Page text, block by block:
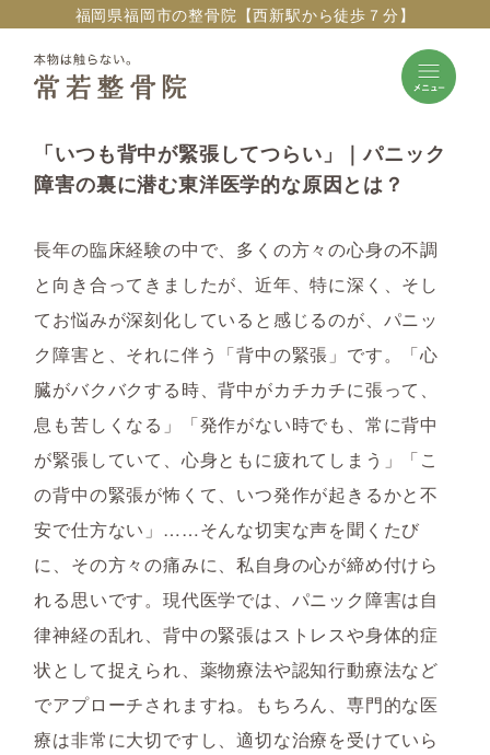
福岡県福岡市の整骨院【西新駅から徒歩７分】
「いつも背中が緊張してつらい」｜パニック
障害の裏に潜む東洋医学的な原因とは？
長年の臨床経験の中で、多くの方々の心身の不調
と向き合ってきましたが、近年、特に深く、そし
てお悩みが深刻化していると感じるのが、パニッ
ク障害と、それに伴う「背中の緊張」です。「心
臓がバクバクする時、背中がカチカチに張って、
息も苦しくなる」「発作がない時でも、常に背中
が緊張していて、心身ともに疲れてしまう」「こ
の背中の緊張が怖くて、いつ発作が起きるかと不
安で仕方ない」……そんな切実な声を聞くたび
に、その方々の痛みに、私自身の心が締め付けら
れる思いです。現代医学では、パニック障害は自
律神経の乱れ、背中の緊張はストレスや身体的症
状として捉えられ、薬物療法や認知行動療法など
でアプローチされますね。もちろん、専門的な医
療は非常に大切ですし、適切な治療を受けていら